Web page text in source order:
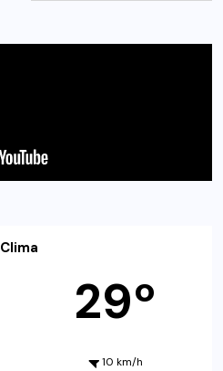
Clima
29º
10 km/h